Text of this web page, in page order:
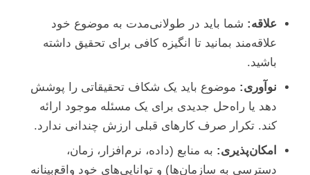
علاقه: شما باید در طولانی‌مدت به موضوع خود
علاقه‌مند بمانید تا انگیزه کافی برای تحقیق داشته
باشید.
نوآوری: موضوع باید یک شکاف تحقیقاتی را پوشش
دهد یا راه‌حل جدیدی برای یک مسئله موجود ارائه
کند. تکرار صرف کارهای قبلی ارزش چندانی ندارد.
امکان‌پذیری: به منابع (داده، نرم‌افزار، زمان،
دسترسی به سازمان‌ها) و توانایی‌های خود واقع‌بینانه